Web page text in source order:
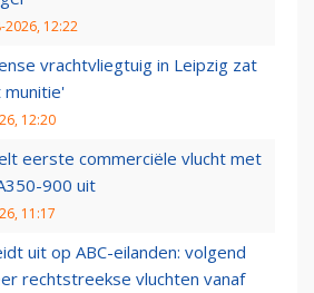
2026, 12:22
vrachtvliegtuig in Leipzig zat
12:20
eerste commerciële vlucht met
900 uit
11:17
uit op ABC-eilanden: volgend
rechtstreekse vluchten vanaf